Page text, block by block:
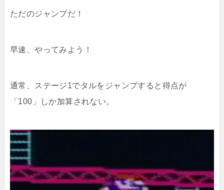
ただのジャンプだ！
早速、やってみよう！
通常、ステージ1でタルをジャンプすると得点が
「100」しか加算されない。